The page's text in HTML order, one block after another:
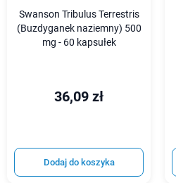
Swanson Tribulus Terrestris
(Buzdyganek naziemny) 500
mg - 60 kapsułek
36,09 zł
Dodaj do koszyka